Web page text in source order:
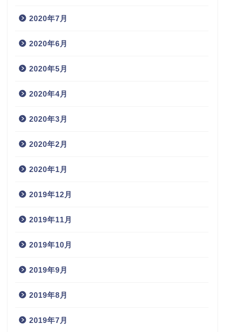
2020年7月
2020年6月
2020年5月
2020年4月
2020年3月
2020年2月
2020年1月
2019年12月
2019年11月
2019年10月
2019年9月
2019年8月
2019年7月